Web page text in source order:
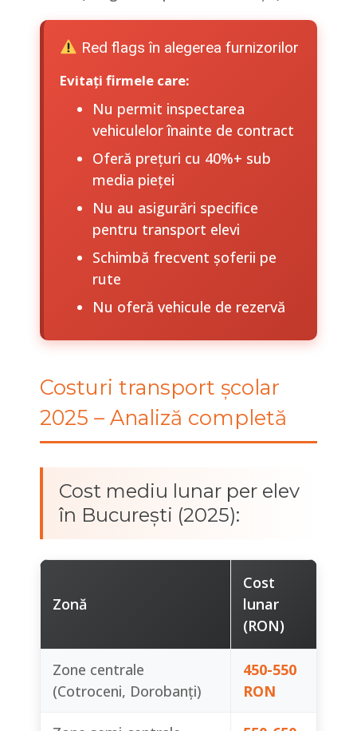
Red flags în alegerea furnizorilor
Evitați firmele care:
Nu permit inspectarea
vehiculelor înainte de contract
Oferă prețuri cu 40%+ sub
media pieței
Nu au asigurări specifice
pentru transport elevi
Schimbă frecvent șoferii pe
rute
Nu oferă vehicule de rezervă
Costuri transport școlar
2025 – Analiză completă
Cost mediu lunar per elev
în București (2025):
Zonă
Cost
lunar
(RON)
Zone centrale
(Cotroceni, Dorobanți)
450-550
RON